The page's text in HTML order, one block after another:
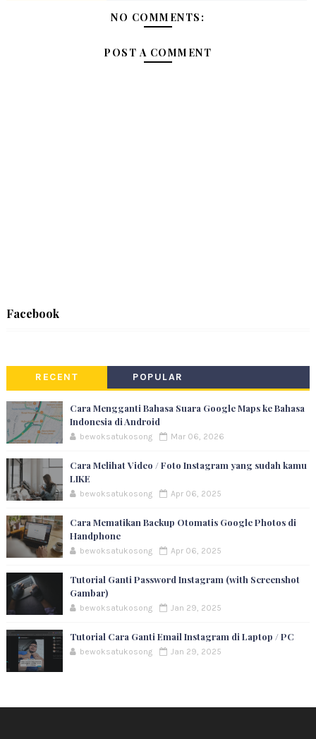
NO COMMENTS:
POST A COMMENT
Facebook
RECENT POPULAR
Cara Mengganti Bahasa Suara Google Maps ke Bahasa
Indonesia di Android
bewoksatukosong Mar 06, 2026
Cara Melihat Video / Foto Instagram yang sudah kamu
LIKE
bewoksatukosong Apr 06, 2025
Cara Mematikan Backup Otomatis Google Photos di
Handphone
bewoksatukosong Apr 06, 2025
Tutorial Ganti Password Instagram (with Screenshot
Gambar)
bewoksatukosong Jan 29, 2025
Tutorial Cara Ganti Email Instagram di Laptop / PC
bewoksatukosong Jan 29, 2025